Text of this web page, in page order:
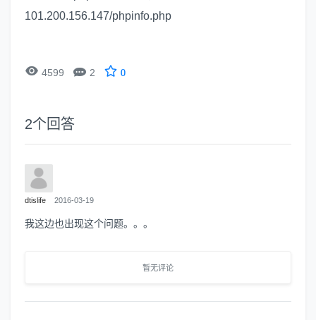
101.200.156.147/phpinfo.php
 4599  2 0
2个回答
dtislife 2016-03-19
我这边也出现这个问题。。。
暂无评论